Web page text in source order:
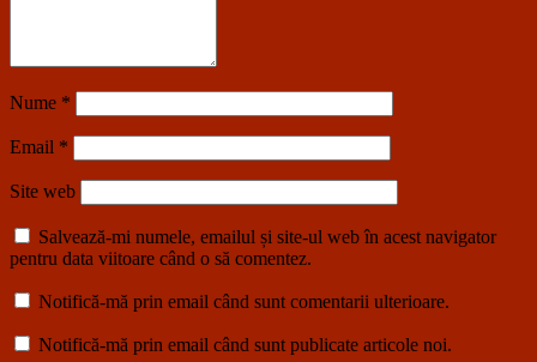
Nume *
Email *
Site web
Salvează-mi numele, emailul și site-ul web în acest navigator
pentru data viitoare când o să comentez.
Notifică-mă prin email când sunt comentarii ulterioare.
Notifică-mă prin email când sunt publicate articole noi.